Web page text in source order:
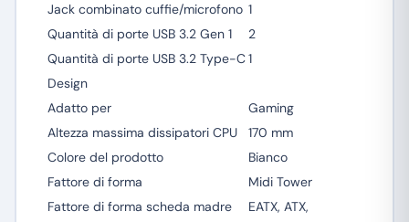
Jack combinato cuffie/microfono 1
Quantità di porte USB 3.2 Gen 1
2
Quantità di porte USB 3.2 Type-C1
Design
Adatto per
Gaming
Altezza massima dissipatori CPU
170 mm
Colore del prodotto
Bianco
Fattore di forma
Midi Tower
Fattore di forma scheda madre
EATX, ATX,